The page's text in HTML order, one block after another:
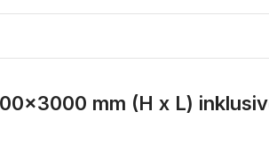
mm (H x L)